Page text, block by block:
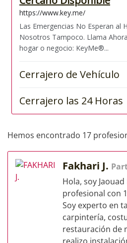
Hemos encontrado 17
Fakhari J.
Hola, soy
profesional con
Soy experto en
carpintería,
restauración de